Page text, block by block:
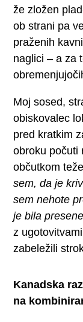
že zložen
ob strani pa
praženih
naglici – a za
Moj sosed,
obiskovalec
pred kratkim
obroku počuti
občutkom
sem, da je
sem nehote
je bila
z
zabeležili
Kanadska
na